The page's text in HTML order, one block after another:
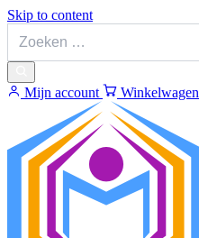
Skip to content
Mijn account Winkelwagen